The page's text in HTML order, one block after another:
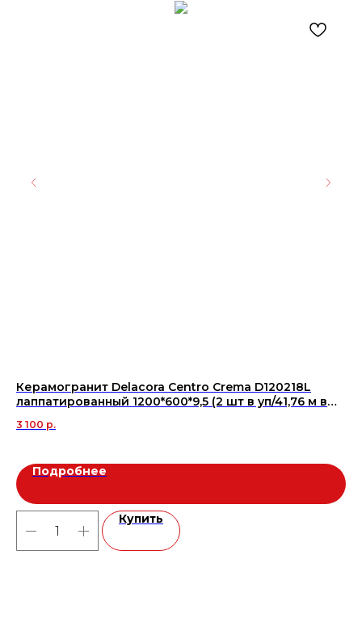
Керамогранит Delacora Centro Crema D120218L
лаппатированный 1200*600*9,5 (2 шт в уп/41,76 м в
3 100 р.
Подробнее
Купить